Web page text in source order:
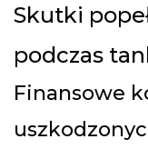
Skutki
podczas
Finansowe